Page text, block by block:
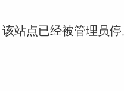
站点已经被管理员